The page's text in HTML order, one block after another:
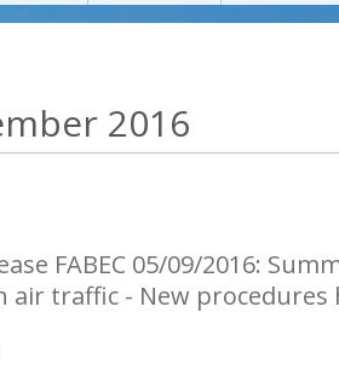
2016
FABEC 05/09/2016:
air traffic - New